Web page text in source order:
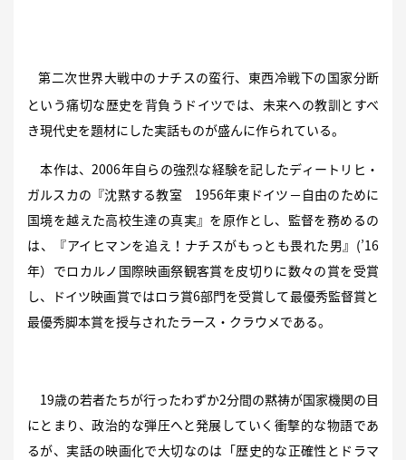
第二次世界大戦中のナチスの蛮行、東西冷戦下の国家分断
という痛切な歴史を背負うドイツでは、未来への教訓とすべ
き現代史を題材にした実話ものが盛んに作られている。
本作は、2006年自らの強烈な経験を記したディートリヒ・
ガルスカの『沈黙する教室 1956年東ドイツ−自由のために
国境を越えた高校生達の真実』を原作とし、監督を務めるの
は、『アイヒマンを追え！ナチスがもっとも畏れた男』(’16
年）でロカルノ国際映画祭観客賞を皮切りに数々の賞を受賞
し、ドイツ映画賞ではロラ賞6部門を受賞して最優秀監督賞と
最優秀脚本賞を授与されたラース・クラウメである。
19歳の若者たちが行ったわずか2分間の黙祷が国家機関の目
にとまり、政治的な弾圧へと発展していく衝撃的な物語であ
るが、実話の映画化で大切なのは「歴史的な正確性とドラマ